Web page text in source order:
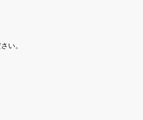
い。